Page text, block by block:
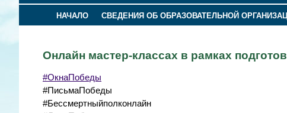
НАЧАЛО СВЕДЕНИЯ ОБ ОБРАЗОВАТЕЛЬНОЙ
Онлайн мастер-классах в рамках
#ОкнаПобеды
#ПисьмаПобеды
#Бессмертныйполконлайн